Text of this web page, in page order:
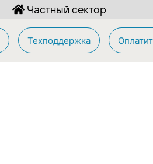
Частный сектор
Техподдержка